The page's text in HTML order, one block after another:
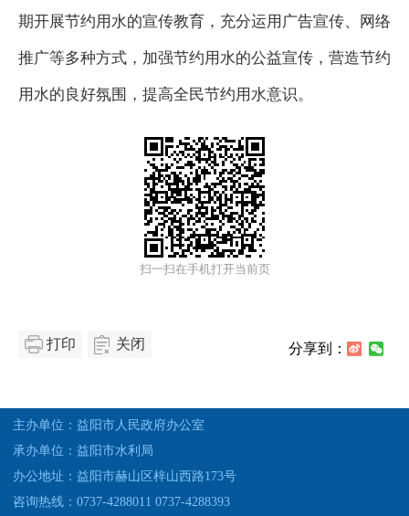
期开展节约用水的宣传教育，充分运用广告宣传、网络
推广等多种方式，加强节约用水的公益宣传，营造节约
用水的良好氛围，提高全民节约用水意识。
扫一扫在手机打开当前页
打印 关闭 分享到：
主办单位：益阳市人民政府办公室
承办单位：益阳市水利局
办公地址：益阳市赫山区梓山西路173号
咨询热线：0737-4288011 0737-4288393